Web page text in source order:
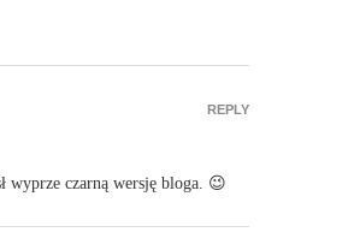
wyprze czarną wersję bloga. 😉
REPLY